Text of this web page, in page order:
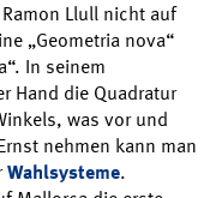
Llull nicht auf
„Geometria nova“
In seinem
Hand die Quadratur
was vor und
nehmen kann man
Wahlsysteme.